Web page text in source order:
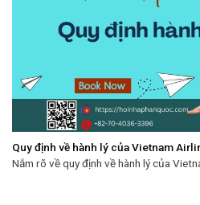
Quy định về hành lý của Vietnam
Nắm rõ về quy định về hành lý của